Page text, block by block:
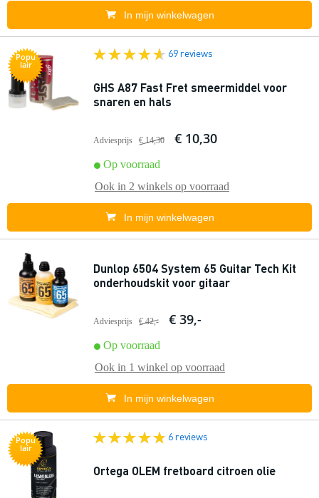
In mijn winkelwagen
Popu
lair
69 reviews
GHS A87 Fast Fret smeermiddel voor
snaren en hals
Adviesprijs € 14,30 € 10,30
Op voorraad
Ook in 2 winkels op voorraad
In mijn winkelwagen
Dunlop 6504 System 65 Guitar Tech Kit
onderhoudskit voor gitaar
Adviesprijs € 42,- € 39,-
Op voorraad
Ook in 1 winkel op voorraad
In mijn winkelwagen
Popu
lair
6 reviews
Ortega OLEM fretboard citroen olie